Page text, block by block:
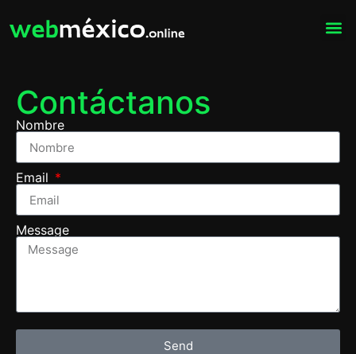
Contáctanos
Nombre
Email
Message
Send